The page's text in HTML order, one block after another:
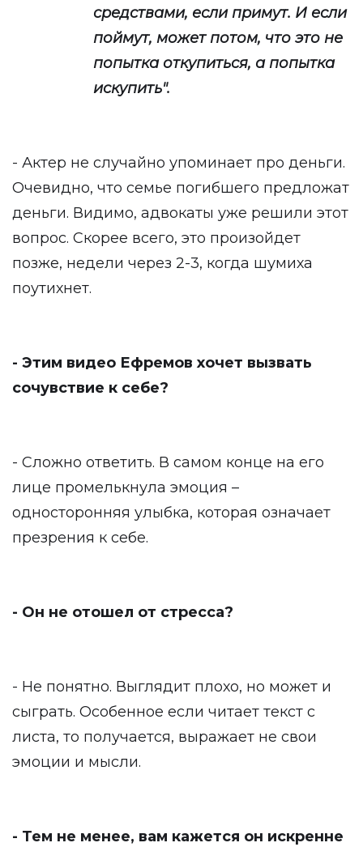
средствами, если примут. И если
поймут, может потом, что это не
попытка откупиться, а попытка
искупить".
- Актер не случайно упоминает про деньги.
Очевидно, что семье погибшего предложат
деньги. Видимо, адвокаты уже решили этот
вопрос. Скорее всего, это произойдет
позже, недели через 2-3, когда шумиха
поутихнет.
- Этим видео Ефремов хочет вызвать
сочувствие к себе?
- Сложно ответить. В самом конце на его
лице промелькнула эмоция –
односторонняя улыбка, которая означает
презрения к себе.
- Он не отошел от стресса?
- Не понятно. Выглядит плохо, но может и
сыграть. Особенное если читает текст с
листа, то получается, выражает не свои
эмоции и мысли.
- Тем не менее, вам кажется он искренне